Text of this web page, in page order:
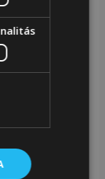
hordható